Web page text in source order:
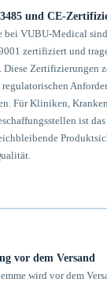
und CE-
bei VUBU-Medical
zertifiziert und
Zertifizierungen
Für Kliniken,
ist
vor dem Versand
wird vor dem